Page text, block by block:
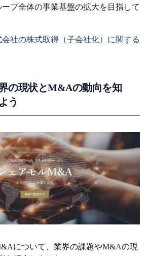
プ全体の事業基盤の拡大を目指して
社の株式取得（子会社化）に関する
の現状とM&Aの動向を知
う
について、業界の課題やM&Aの現